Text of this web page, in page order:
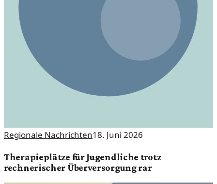
Regionale Nachrichten18. Juni 2026
Therapieplätze für Jugendliche trotz
rechnerischer Überversorgung rar